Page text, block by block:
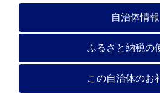
自治体情報
ふるさと納税の
この自治体のお